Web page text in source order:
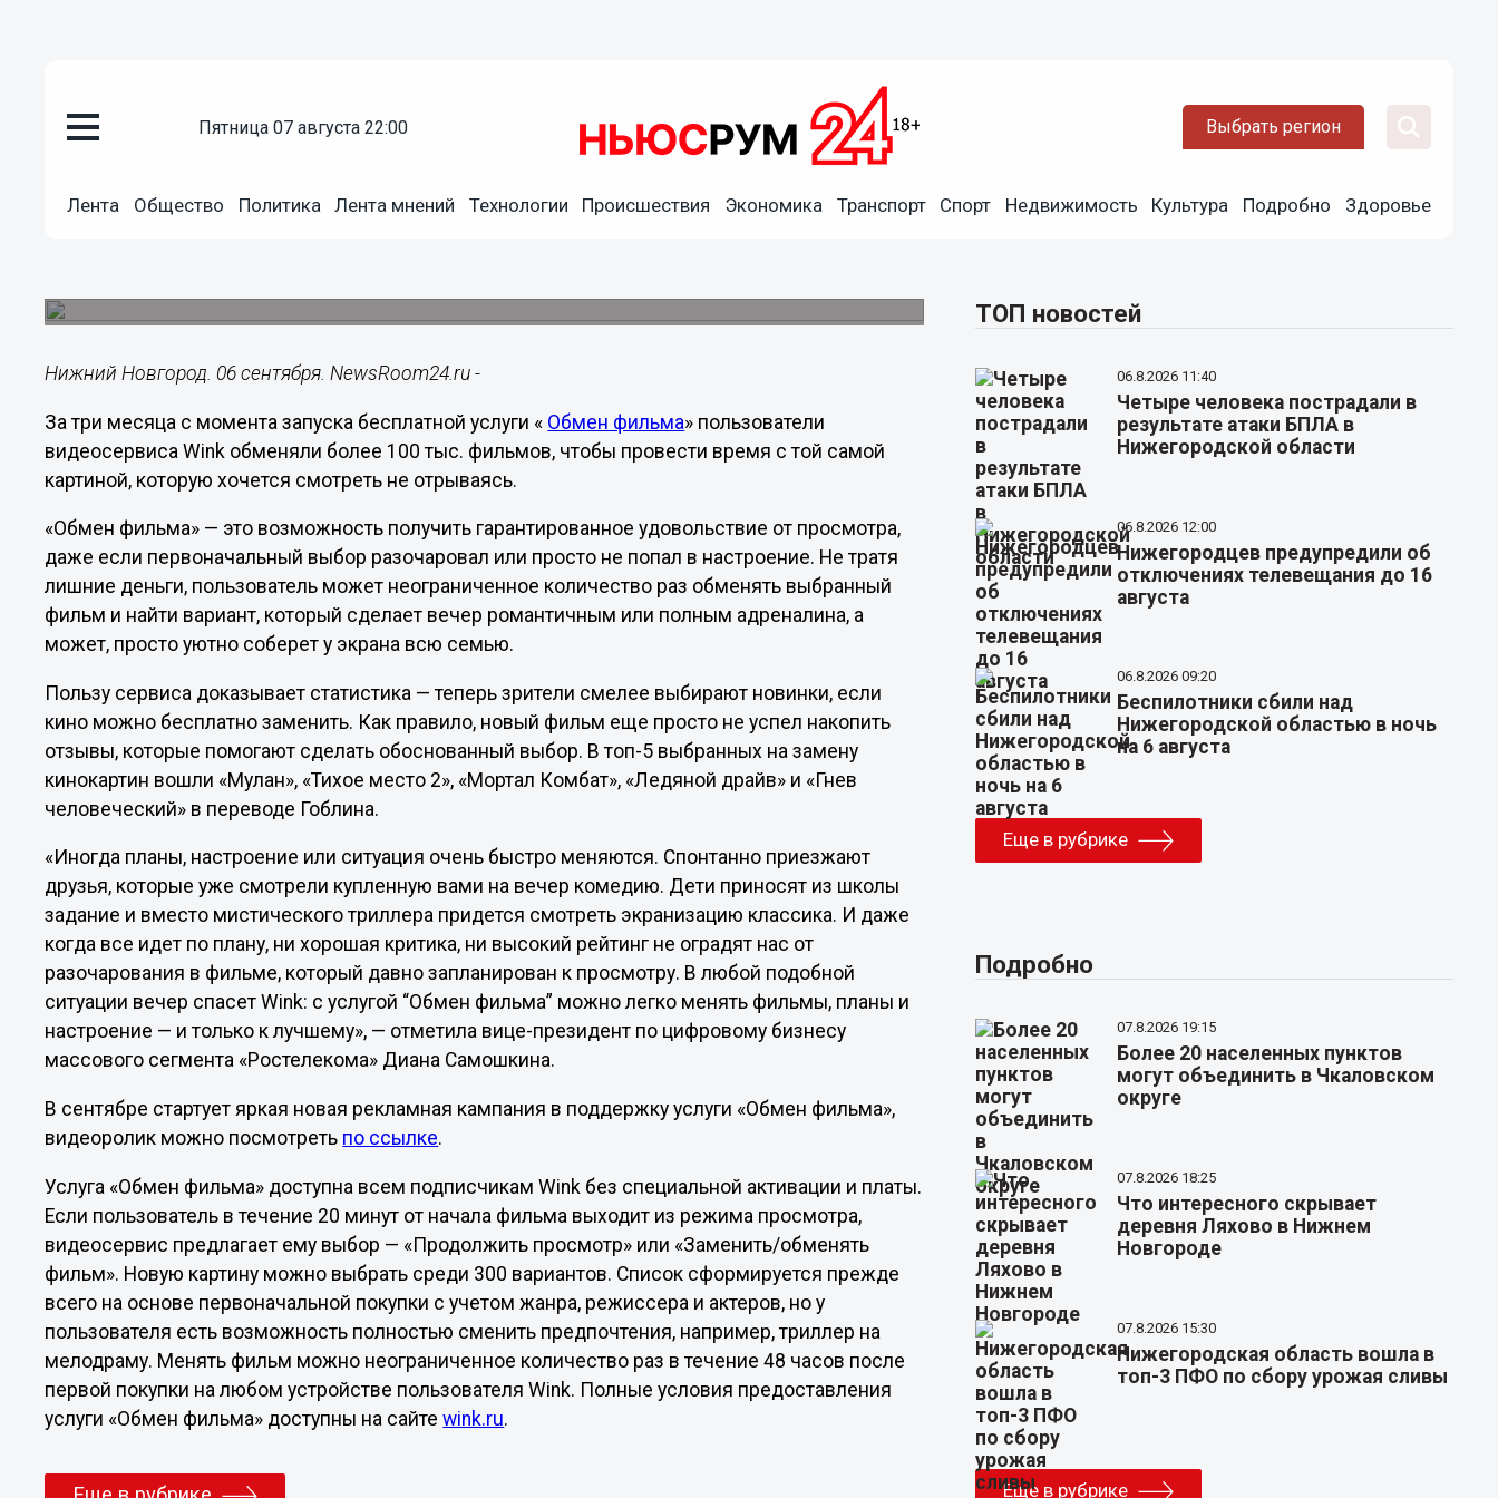
пятница 07 августа 22:00 Выбрать регион
Лента Общество Политика Лента мнений Технологии Происшествия Экономика Транспорт Спорт Недвижимость Культура Подробно Здоровье
Более 100 тыс. ярких летних киновечеров подарил Wink
Нижний Новгород. 06 сентября. NewsRoom24.ru -
За три месяца с момента запуска бесплатной услуги « Обмен фильма» пользователи
видеосервиса Wink обменяли более 100 тыс. фильмов, чтобы провести время с той самой
картиной, которую хочется смотреть не отрываясь.
«Обмен фильма» — это возможность получить гарантированное удовольствие от просмотра,
даже если первоначальный выбор разочаровал или просто не попал в настроение. Не тратя
лишние деньги, пользователь может неограниченное количество раз обменять выбранный
фильм и найти вариант, который сделает вечер романтичным или полным адреналина, а
может, просто уютно соберет у экрана всю семью.
Пользу сервиса доказывает статистика — теперь зрители смелее выбирают новинки, если
кино можно бесплатно заменить. Как правило, новый фильм еще просто не успел накопить
отзывы, которые помогают сделать обоснованный выбор. В топ-5 выбранных на замену
кинокартин вошли «Мулан», «Тихое место 2», «Мортал Комбат», «Ледяной драйв» и «Гнев
человеческий» в переводе Гоблина.
«Иногда планы, настроение или ситуация очень быстро меняются. Спонтанно приезжают
друзья, которые уже смотрели купленную вами на вечер комедию. Дети приносят из школы
задание и вместо мистического триллера придется смотреть экранизацию классика. И даже
когда все идет по плану, ни хорошая критика, ни высокий рейтинг не оградят нас от
разочарования в фильме, который давно запланирован к просмотру. В любой подобной
ситуации вечер спасет Wink: с услугой “Обмен фильма” можно легко менять фильмы, планы и
настроение — и только к лучшему», — отметила вице-президент по цифровому бизнесу
массового сегмента «Ростелекома» Диана Самошкина.
В сентябре стартует яркая новая рекламная кампания в поддержку услуги «Обмен фильма»,
видеоролик можно посмотреть по ссылке.
Услуга «Обмен фильма» доступна всем подписчикам Wink без специальной активации и платы.
Если пользователь в течение 20 минут от начала фильма выходит из режима просмотра,
видеосервис предлагает ему выбор — «Продолжить просмотр» или «Заменить/обменять
фильм». Новую картину можно выбрать среди 300 вариантов. Список сформируется прежде
всего на основе первоначальной покупки с учетом жанра, режиссера и актеров, но у
пользователя есть возможность полностью сменить предпочтения, например, триллер на
мелодраму. Менять фильм можно неограниченное количество раз в течение 48 часов после
первой покупки на любом устройстве пользователя Wink. Полные условия предоставления
услуги «Обмен фильма» доступны на сайтеwink.ru.
ТОП новостей
06.8.2026 11:40
Четыре человека пострадали в
результате атаки БПЛА в
Нижегородской области
06.8.2026 12:00
Нижегородцев предупредили об
отключениях телевещания до 16
августа
06.8.2026 09:20
Беспилотники сбили над
Нижегородской областью в ночь
на 6 августа
Еще в рубрике
Подробно
07.8.2026 19:15
Более 20 населенных пунктов
могут объединить в Чкаловском
округе
07.8.2026 18:25
Что интересного скрывает
деревня Ляхово в Нижнем
Новгороде
07.8.2026 15:30
Нижегородская область вошла в
топ-3 ПФО по сбору урожая сливы
Еще в рубрике